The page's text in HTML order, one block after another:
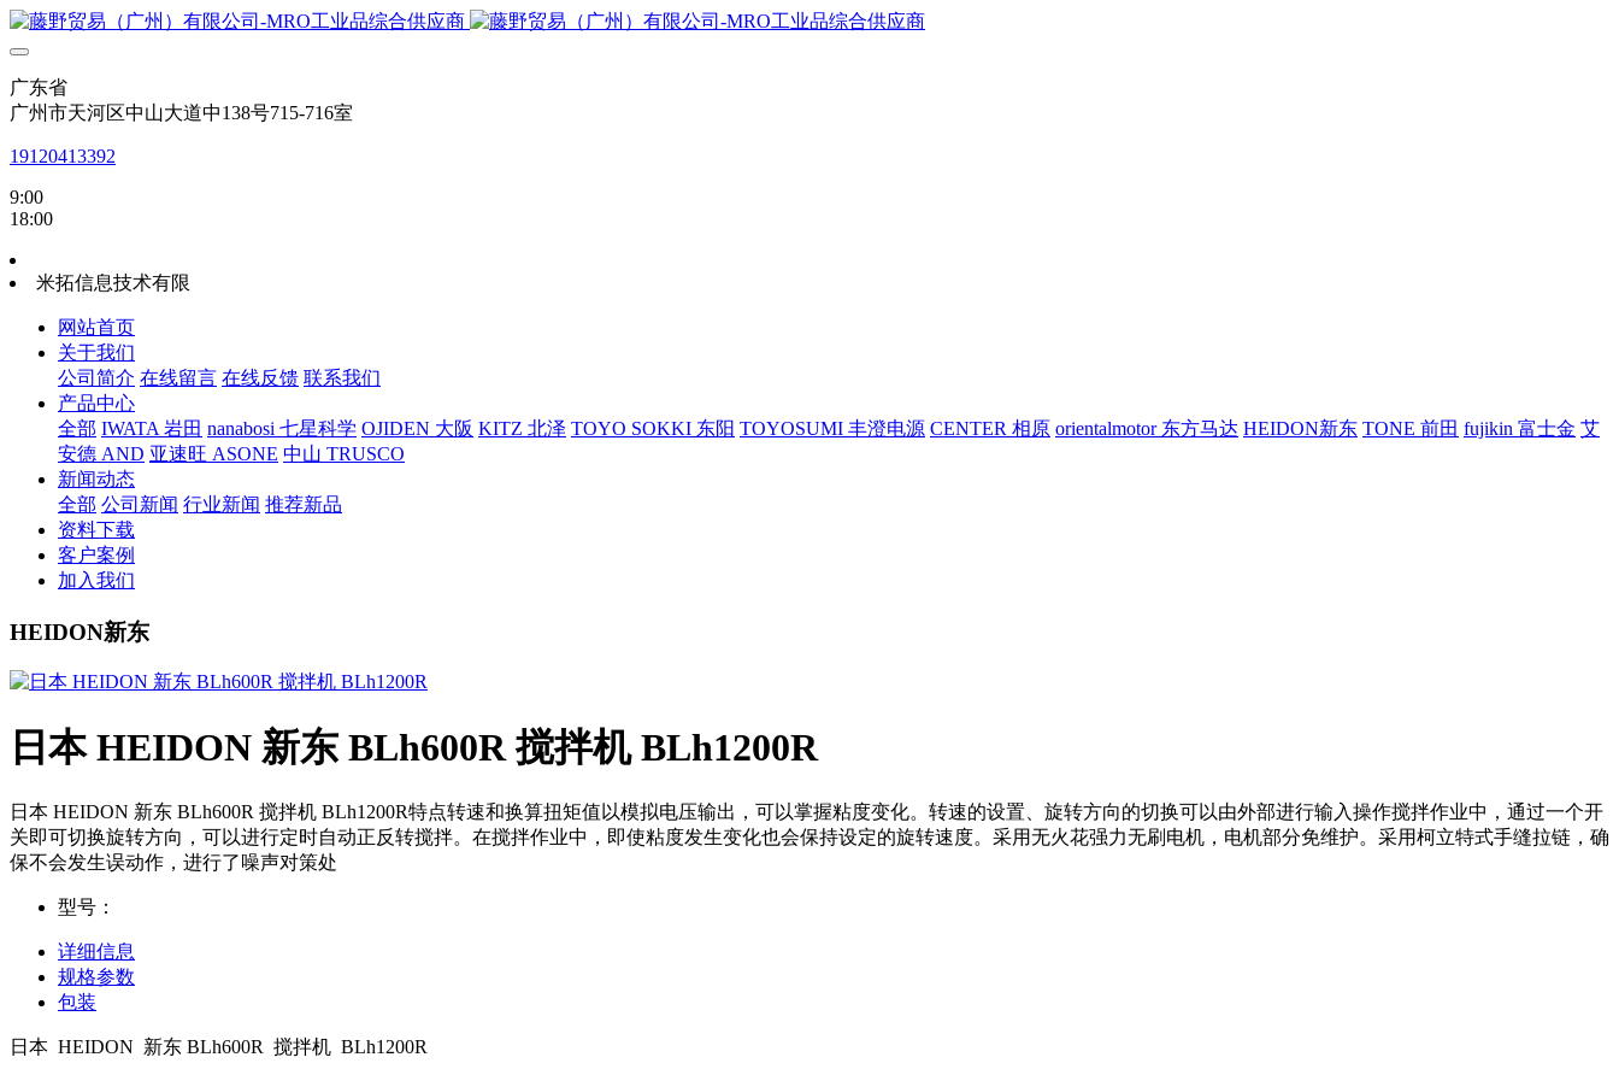
广东省
广州市天河区中山大道中138号715-716室
19120413392
9:00
18:00
米拓信息技术有限
网站首页
关于我们
公司简介 在线留言 在线反馈 联系我们
产品中心
全部 IWATA 岩田 nanabosi 七星科学 OJIDEN 大阪 KITZ 北泽 TOYO SOKKI 东阳 TOYOSUMI 丰澄电源 CENTER 相原 orientalmotor 东方马达 HEIDON新东 TONE 前田 fujikin 富士金 艾
安德 AND 亚速旺 ASONE 中山 TRUSCO
新闻动态
全部 公司新闻 行业新闻 推荐新品
资料下载
客户案例
加入我们
HEIDON新东
日本 HEIDON 新东 BLh600R 搅拌机 BLh1200R
日本 HEIDON 新东 BLh600R 搅拌机 BLh1200R特点转速和换算扭矩值以模拟电压输出，可以掌握粘度变化。转速的设置、旋转方向的切换可以由外部进行输入操作搅拌作业中，通过一个开
关即可切换旋转方向，可以进行定时自动正反转搅拌。在搅拌作业中，即使粘度发生变化也会保持设定的旋转速度。采用无火花强力无刷电机，电机部分免维护。采用柯立特式手缝拉链，确
保不会发生误动作，进行了噪声对策处
型号：
详细信息
规格参数
包装
日本 HEIDON 新东 BLh600R 搅拌机 BLh1200R